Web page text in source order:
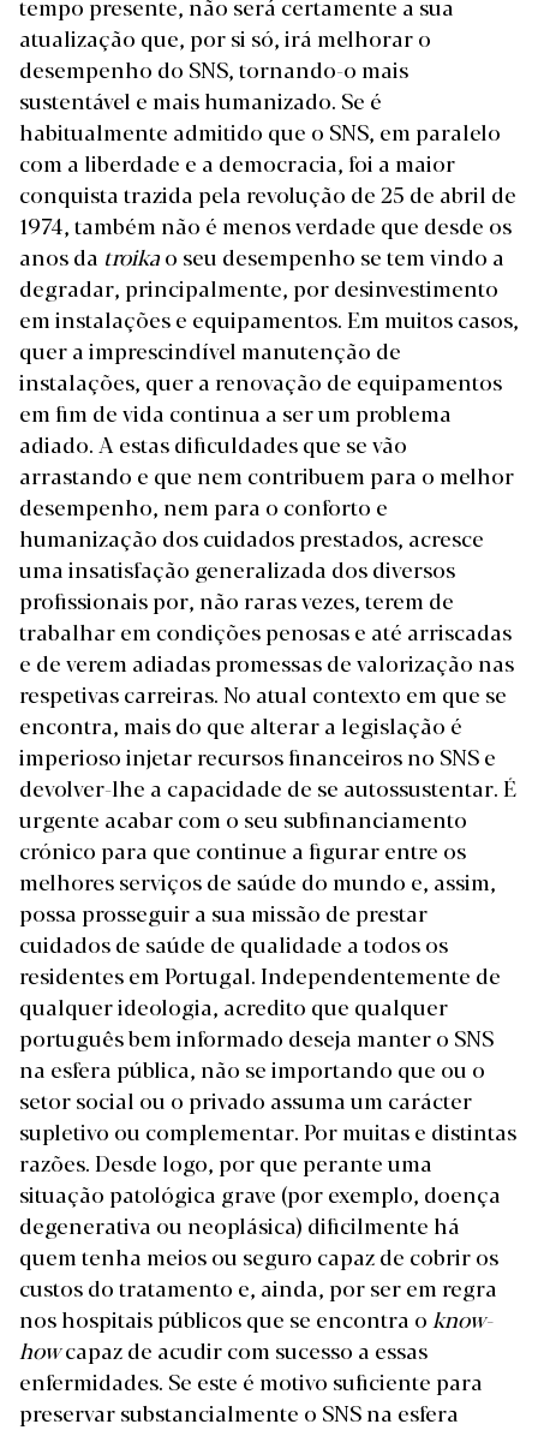
atualização que, por si só, irá melhorar o
desempenho do SNS, tornando-o mais
sustentável e mais humanizado. Se é
habitualmente admitido que o SNS, em paralelo
com a liberdade e a democracia, foi a maior
conquista trazida pela revolução de 25 de abril de
1974, também não é menos verdade que desde os
anos da troikao seu desempenho se tem vindo a
degradar, principalmente, por desinvestimento
em instalações e equipamentos. Em muitos casos,
quer a imprescindível manutenção de
instalações, quer a renovação de equipamentos
em fim de vida continua a ser um problema
adiado. A estas dificuldades que se vão
arrastando e que nem contribuem para o melhor
desempenho, nem para o conforto e
humanização dos cuidados prestados, acresce
uma insatisfação generalizada dos diversos
profissionais por, não raras vezes, terem de
trabalhar em condições penosas e até arriscadas
e de verem adiadas promessas de valorização nas
respetivas carreiras. No atual contexto em que se
encontra, mais do que alterar a legislação é
imperioso injetar recursos financeiros no SNS e
devolver-lhe a capacidade de se autossustentar. É
urgente acabar com o seu subfinanciamento
crónico para que continue a figurar entre os
melhores serviços de saúde do mundo e, assim,
possa prosseguir a sua missão de prestar
cuidados de saúde de qualidade a todos os
residentes em Portugal. Independentemente de
qualquer ideologia, acredito que qualquer
português bem informado deseja manter o SNS
na esfera pública, não se importando que ou o
setor social ou o privado assuma um carácter
supletivo ou complementar. Por muitas e distintas
razões. Desde logo, por que perante uma
situação patológica grave (por exemplo, doença
degenerativa ou neoplásica) dificilmente há
quem tenha meios ou seguro capaz de cobrir os
custos do tratamento e, ainda, por ser em regra
nos hospitais públicos que se encontra o know-
howcapaz de acudir com sucesso a essas
enfermidades. Se este é motivo suficiente para
preservar substancialmente o SNS na esfera